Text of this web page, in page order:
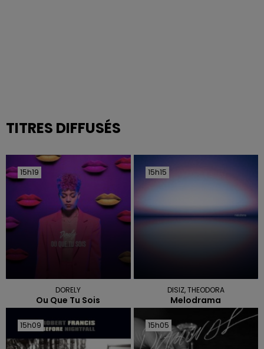
TITRES DIFFUSÉS
15h19
15h19
DORELY
Ou Que Tu Sois
15h15
15h15
DISIZ, THEODORA
Melodrama
15h09
15h09 15h05
15h05